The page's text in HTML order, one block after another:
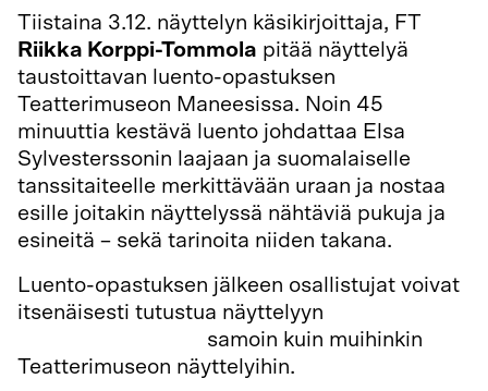
Tiistaina 3.12. näyttelyn käsikirjoittaja, FT
Riikka Korppi-Tommola pitää näyttelyä
taustoittavan luento-opastuksen
Teatterimuseon Maneesissa. Noin 45
minuuttia kestävä luento johdattaa Elsa
Sylvesterssonin laajaan ja suomalaiselle
tanssitaiteelle merkittävään uraan ja nostaa
esille joitakin näyttelyssä nähtäviä pukuja ja
esineitä – sekä tarinoita niiden takana.
Luento-opastuksen jälkeen osallistujat voivat
itsenäisesti tutustua näyttelyyn
samoin kuin muihinkin
Teatterimuseon näyttelyihin.